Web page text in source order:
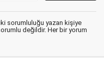
sorumluluğu yazan kişiye
değildir. Her bir yorum